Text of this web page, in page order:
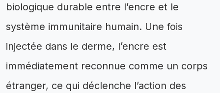
biologique durable entre l’encre et le
système immunitaire humain. Une fois
injectée dans le derme, l’encre est
immédiatement reconnue comme un corps
étranger, ce qui déclenche l’action des